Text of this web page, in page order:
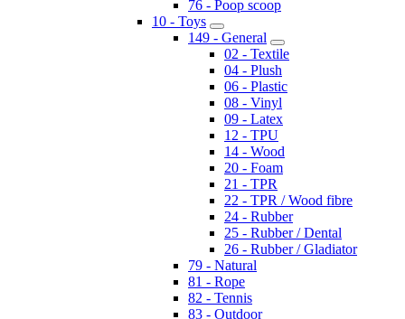
76 - Poop scoop
10 - Toys
149 - General
02 - Textile
04 - Plush
06 - Plastic
08 - Vinyl
09 - Latex
12 - TPU
14 - Wood
20 - Foam
21 - TPR
22 - TPR / Wood fibre
24 - Rubber
25 - Rubber / Dental
26 - Rubber / Gladiator
79 - Natural
81 - Rope
82 - Tennis
83 - Outdoor